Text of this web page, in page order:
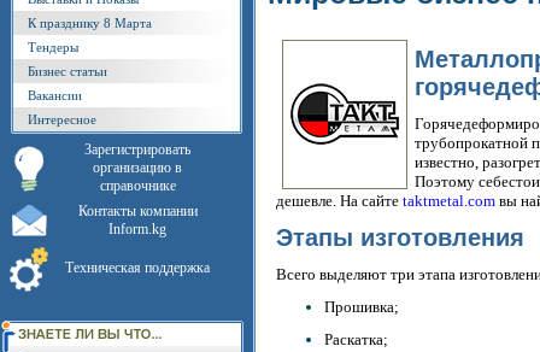
К празднику 8 Марта
Тендеры
Бизнес статьи
Вакансии
Интересное
Зарегистрировать
организацию в
справочнике
Контакты компании
Inform.kg
Техническая поддержка
трубопрокатной
известно,
Поэтому
дешевле. На сайте taktmetal.com вы
Этапы изготовления
Всего выделяют три этапа
Прошивка;
Раскатка;